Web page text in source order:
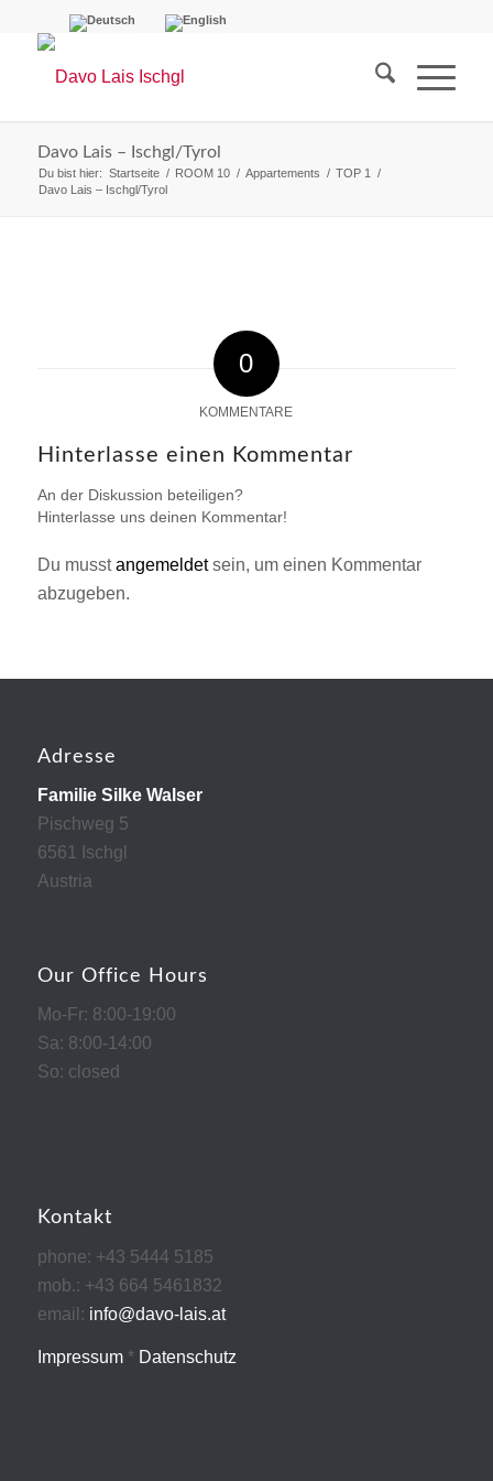
Davo Lais – Ischgl/Tyrol
Du bist hier: Startseite / ROOM 10 / Appartements / TOP 1
/
Davo Lais – Ischgl/Tyrol
0
KOMMENTARE
Hinterlasse einen Kommentar
An der Diskussion beteiligen?
Hinterlasse uns deinen Kommentar!
Du musstangemeldetsein, um einen Kommentar
abzugeben.
Adresse
Familie Silke Walser
Pischweg 5
6561 Ischgl
Austria
Our Office Hours
Mo-Fr: 8:00-19:00
Sa: 8:00-14:00
So: closed
Kontakt
phone: +43 5444 5185
mob.: +43 664 5461832
email: info@davo-lais.at
Impressum* Datenschutz